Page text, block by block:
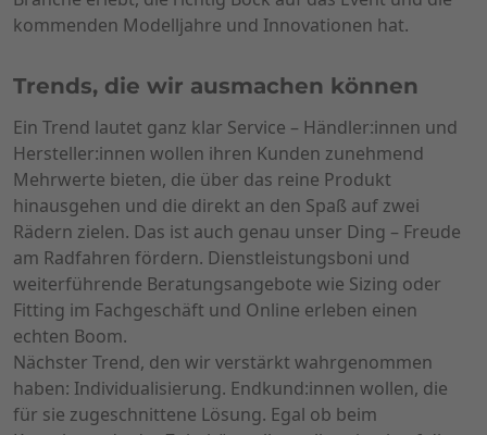
kommenden Modelljahre und Innovationen hat.
Trends, die wir ausmachen können
Ein Trend lautet ganz klar Service – Händler:innen und
Hersteller:innen wollen ihren Kunden zunehmend
Mehrwerte bieten, die über das reine Produkt
hinausgehen und die direkt an den Spaß auf zwei
Rädern zielen. Das ist auch genau unser Ding – Freude
am Radfahren fördern. Dienstleistungsboni und
weiterführende Beratungsangebote wie Sizing oder
Fitting im Fachgeschäft und Online erleben einen
echten Boom.
Nächster Trend, den wir verstärkt wahrgenommen
haben: Individualisierung. Endkund:innen wollen, die
für sie zugeschnittene Lösung. Egal ob beim